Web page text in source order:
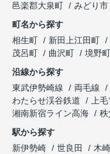
邑楽郡大泉町
みどり市
町名から探す
相生町
新田上江田町
茂呂町
曲沢町 境野町
沿線から探す
東武伊勢崎線
両毛線
わたらせ渓谷鉄道
上
湘南新宿ライン高海
秩
駅から探す
新伊勢崎
世良田 木崎